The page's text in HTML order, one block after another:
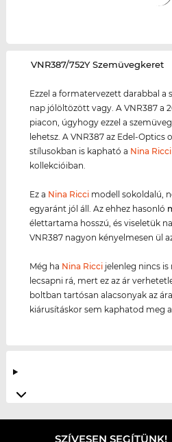
‌VNR387/752Y Szemüvegkeret
Ezzel a formatervezett darabbal a
nap jólöltözött vagy. A VNR387 a
piacon, úgyhogy ezzel a
lehetsz. A VNR387 az Edel-Optics
stílusokban is kapható a Nina Ricci
kollekcióiban.
Ez a Nina Ricci modell sokoldalú,
egyaránt jól áll. Az ehhez hasonló
élettartama hosszú, és viseletük
VNR387 nagyon kényelmesen ül
Még ha Nina Ricci jelenleg nincs
lecsapni rá, mert ez az ár
boltban tartósan alacsonyak az
kiárusításkor sem kaphatod meg a
SZÍVESEN SEGÍTÜNK!